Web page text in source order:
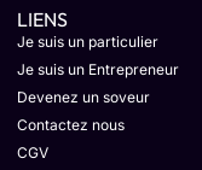
LIENS
Je suis un particulier
Je suis un Entrepreneur
Devenez un soveur
Contactez nous
CGV